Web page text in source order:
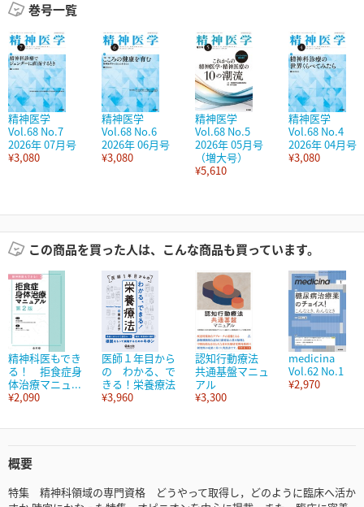
巻号一覧
精神医学
Vol.68 No.7
2026年 07月号
¥3,080
精神医学
Vol.68 No.6
2026年 06月号
¥3,080
精神医学
Vol.68 No.5
2026年 05月号
（増大号）
¥5,610
精神医学
Vol.68 No.4
2026年 04月号
¥3,080
この商品を買った人は、こんな商品も買っています。
精神科医もでき
る！ 拒食症身
体治療マニュ...
¥2,090
医師１年目から
の わかる、で
きる！栄養療法
¥3,960
認知行動療法
共通基盤マニュ
アル
¥3,300
medicina
Vol.62 No.1
¥2,970
概要
特集 精神科領域の専門資格 どうやって取得し，どのように臨床へ活か